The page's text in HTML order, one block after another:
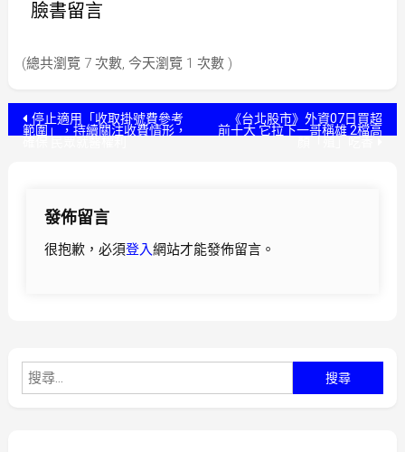
臉書留言
(總共瀏覽 7 次數, 今天瀏覽 1 次數 )
文停止適用「收取掛號費參考
範圍」，持續關注收費情形，
《台北股市》外資07日買超
前十大 它拉下一哥稱雄 2檔高
發佈留言
很抱歉，必須登入網站才能發佈留言。
尋